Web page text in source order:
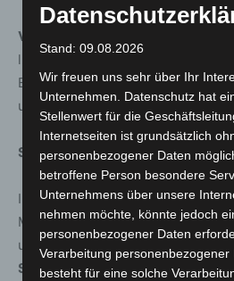
Vinyasa-Flow
lieben, am 22.02.2025
Egal, ob Sie Anfänger in oder
uns ist für jeden etwas dabei!
Stress ade: Finden Sie Ihre
In der Kursreihe „Stress lass
Methoden, um Stress abzubauen,
und Ihre Leistungsfähigkeit zu
Start:18.02.2025, dienstags,
Stand: 09.08.2026
Wir freuen uns sehr über Ihr
Unternehmen. Datenschutz hat
Stellenwert für die
Internetseiten ist grundsätzlich
personenbezogener Daten
betroffene Person besondere
Unternehmens über unsere
nehmen möchte, könnte jedoch
personenbezogener Daten
Verarbeitung
besteht für eine solche